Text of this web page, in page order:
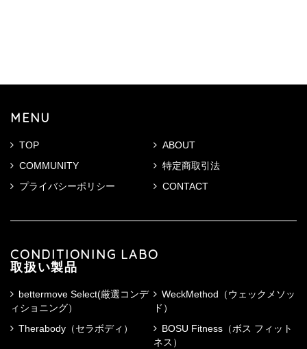
MENU
TOP
ABOUT
COMMUNITY
特定商取引法
プライバシーポリシー
CONTACT
CONDITIONING LABO
取扱い製品
bettermove Select(厳選コンデ
ィショニング）
WeckMethod（ウェックメソッ
ド）
Therabody（セラボディ）
BOSU Fitness（ボス フィット
ネス）